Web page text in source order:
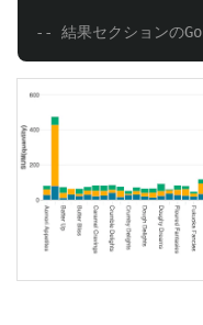
-- 結果セクションの